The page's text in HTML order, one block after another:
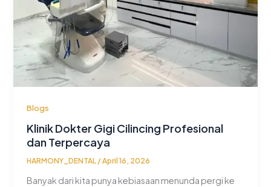
Blogs
Klinik Dokter Gigi Cilincing Profesional
dan Terpercaya
HARMONY_DENTAL /April 16, 2026
Banyak dari kita punya kebiasaan menunda pergi ke